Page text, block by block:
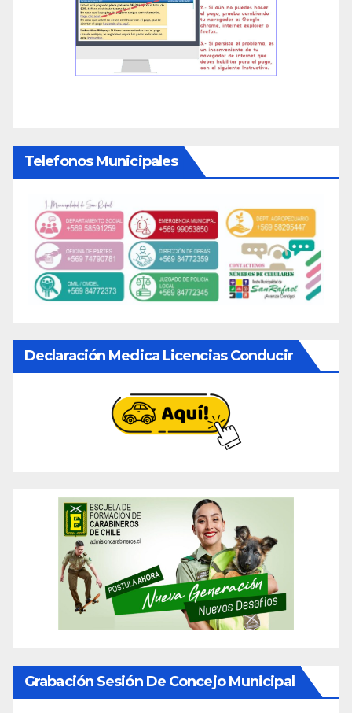
Telefonos Municipales
Declaración Medica Licencias Conducir
Grabación Sesión De Concejo Municipal